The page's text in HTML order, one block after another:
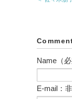
Name（必
E-mail：